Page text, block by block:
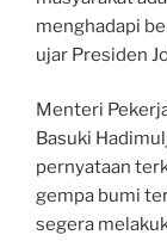
menghadapi
ujar Presiden
Menteri
Basuki
pernyataan
gempa bumi
segera